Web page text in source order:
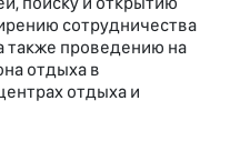
сотрудничества
также проведению на
отдыха в
отдыха и